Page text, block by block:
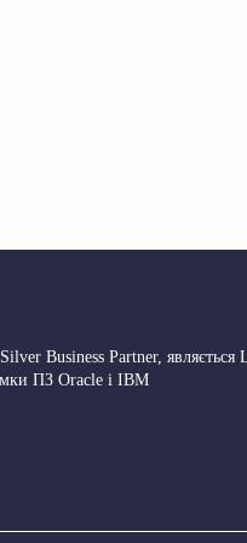
Business Partner, являється
ПЗ Oracle і IBM